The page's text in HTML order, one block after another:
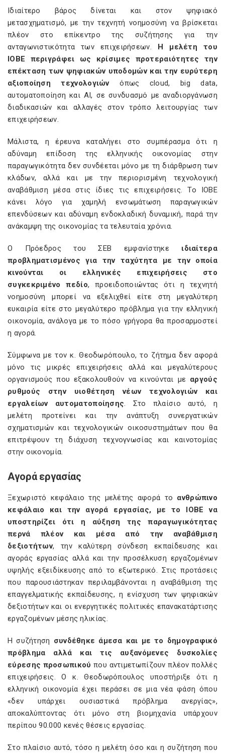
Ιδιαίτερο βάρος δίνεται και στον ψηφιακό
μετασχηματισμό, με την τεχνητή νοημοσύνη να βρίσκεται
πλέον στο επίκεντρο της συζήτησης για την
ανταγωνιστικότητα των επιχειρήσεων. Η μελέτη του
ΙΟΒΕ περιγράφει ως κρίσιμες προτεραιότητες την
επέκταση των ψηφιακών υποδομών και την ευρύτερη
αξιοποίηση τεχνολογιώνόπως cloud, big data,
αυτοματοποίηση και AI, σε συνδυασμό με αναδιοργάνωση
διαδικασιών και αλλαγές στον τρόπο λειτουργίας των
επιχειρήσεων.
Μάλιστα, η έρευνα καταλήγει στο συμπέρασμα ότι η
αδύναμη επίδοση της ελληνικής οικονομίας στην
παραγωγικότητα δεν συνδέεται μόνο με τη διάρθρωση των
κλάδων, αλλά και με την περιορισμένη τεχνολογική
αναβάθμιση μέσα στις ίδιες τις επιχειρήσεις. Το ΙΟΒΕ
κάνει λόγο για χαμηλή ενσωμάτωση παραγωγικών
επενδύσεων και αδύναμη ενδοκλαδική δυναμική, παρά την
ανάκαμψη της οικονομίας τα τελευταία χρόνια.
Ο Πρόεδρος του ΣΕΒ εμφανίστηκε ιδιαίτερα
προβληματισμένος για την ταχύτητα με την οποία
κινούνται οι ελληνικές επιχειρήσεις στο
συγκεκριμένο πεδίο, προειδοποιώντας ότι η τεχνητή
νοημοσύνη μπορεί να εξελιχθεί είτε στη μεγαλύτερη
ευκαιρία είτε στο μεγαλύτερο πρόβλημα για την ελληνική
οικονομία, ανάλογα με το πόσο γρήγορα θα προσαρμοστεί
η αγορά.
Σύμφωνα με τον κ. Θεοδωρόπουλο, το ζήτημα δεν αφορά
μόνο τις μικρές επιχειρήσεις αλλά και μεγαλύτερους
οργανισμούς που εξακολουθούν να κινούνται με αργούς
ρυθμούς στην υιοθέτηση νέων τεχνολογιών και
εργαλείων αυτοματοποίησης. Στο πλαίσιο αυτό, η
μελέτη προτείνει και την ανάπτυξη συνεργατικών
σχηματισμών και τεχνολογικών οικοσυστημάτων που θα
επιτρέψουν τη διάχυση τεχνογνωσίας και καινοτομίας
στην οικονομία.
Αγορά εργασίας
Ξεχωριστό κεφάλαιο της μελέτης αφορά το ανθρώπινο
κεφάλαιο και την αγορά εργασίας, με το ΙΟΒΕ να
υποστηρίζει ότι η αύξηση της παραγωγικότητας
περνά πλέον και μέσα από την αναβάθμιση
δεξιοτήτων, την καλύτερη σύνδεση εκπαίδευσης και
αγοράς εργασίας αλλά και την προσέλκυση εργαζομένων
υψηλής εξειδίκευσης από το εξωτερικό. Στις προτάσεις
που παρουσιάστηκαν περιλαμβάνονται η αναβάθμιση της
επαγγελματικής εκπαίδευσης, η ενίσχυση των ψηφιακών
δεξιοτήτων και οι ενεργητικές πολιτικές επανακατάρτισης
εργαζομένων μέσης ηλικίας.
Η συζήτηση συνδέθηκε άμεσα και με το δημογραφικό
πρόβλημα αλλά και τις αυξανόμενες δυσκολίες
εύρεσης προσωπικού που αντιμετωπίζουν πλέον πολλές
επιχειρήσεις. Ο κ. Θεοδωρόπουλος υποστήριξε ότι η
ελληνική οικονομία έχει περάσει σε μια νέα φάση όπου
«δεν υπάρχει ουσιαστικά πρόβλημα ανεργίας»,
αποκαλύπτοντας ότι μόνο στη βιομηχανία υπάρχουν
περίπου 90.000 κενές θέσεις εργασίας.
Στο πλαίσιο αυτό, τόσο η μελέτη όσο και η συζήτηση που